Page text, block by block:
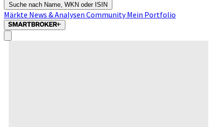
Suche nach Name, WKN oder ISIN
Märkte News & Analysen CommunityMein Portfolio